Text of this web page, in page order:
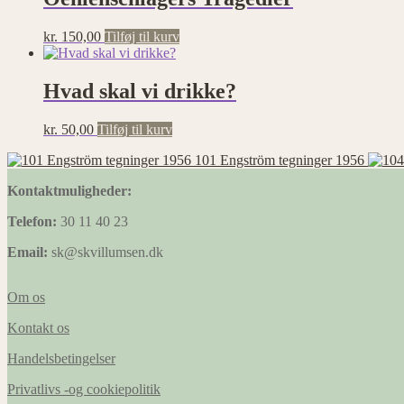
kr. 150,00 Tilføj til kurv
Hvad skal vi drikke?
kr. 50,00 Tilføj til kurv
101 Engström tegninger 1956
Kontaktmuligheder:
Telefon: 30 11 40 23
Email: sk@skvillumsen.dk
Om os
Kontakt os
Handelsbetingelser
Privatlivs -og cookiepolitik